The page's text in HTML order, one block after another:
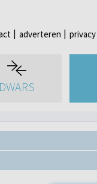
adverteren privacy
DWARS